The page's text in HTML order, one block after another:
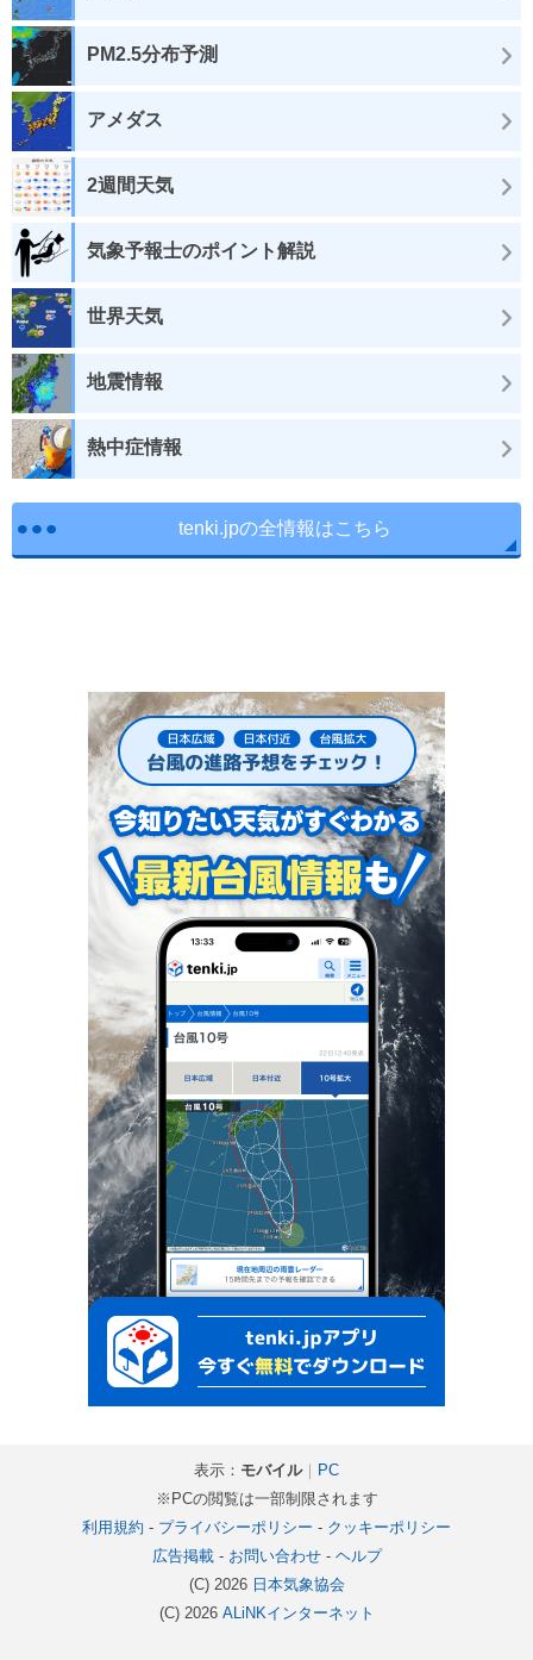
PM2.5分布予測
アメダス
2週間天気
気象予報士のポイント解説
世界天気
地震情報
熱中症情報
tenki.jpの全情報はこちら
表示： モバイル｜ PC
※PCの閲覧は一部制限されます
利用規約 - プライバシーポリシー - クッキーポリシー
広告掲載- お問い合わせ- ヘルプ
(C) 2026 日本気象協会
(C) 2026 ALiNKインターネット